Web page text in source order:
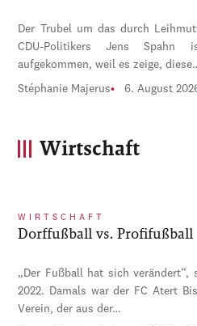
Der Trubel um das durch
CDU-Politikers Jens Spahn
aufgekommen, weil es zeige,
Stéphanie Majerus 6. August
Wirtschaft
WIRTSCHAFT
Dorffußball vs. Profifußball
„Der Fußball hat sich verändert“,
2022. Damals war der FC Atert
Verein, der aus der…